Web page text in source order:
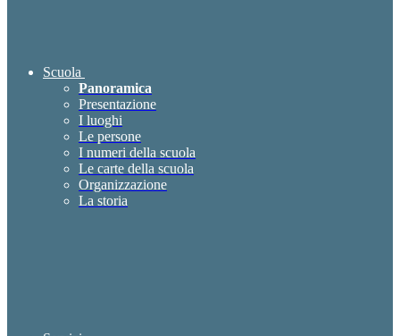
Scuola
Panoramica
Presentazione
I luoghi
Le persone
I numeri della scuola
Le carte della scuola
Organizzazione
La storia